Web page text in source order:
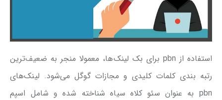
استفاده از pbn برای بک لینک‌ها، معمولا منجر به ضعیف‌ترین
رتبه بندی کلمات کلیدی و مجازات گوگل می‌شود. لینک‌های
pbn به عنوان سئو کلاه سیاه شناخته شده و شامل اسپم